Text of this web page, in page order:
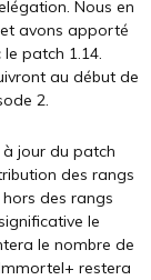
Nous en
avons apporté
patch 1.14.
au début de
2.
à jour du patch
des rangs
des rangs
le
le nombre de
restera